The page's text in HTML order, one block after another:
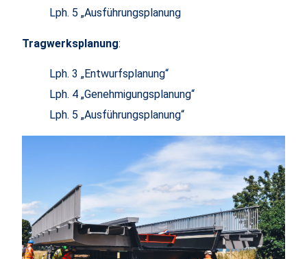
​​​Lph. 5 „Ausführungsplanung
Tragwerksplanung:​
Lph. 3 „Entwurfsplanung“
Lph. 4 „Genehmigungsplanung“
Lph. 5 „Ausführungsplanung“